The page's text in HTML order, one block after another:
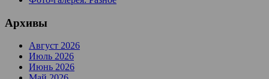
Архивы
Август 2026
Июль 2026
Июнь 2026